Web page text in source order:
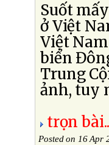
Suốt
ở Việt
Việt
biển
Trung
ảnh, tuy
trọn
Posted on 16 Apr